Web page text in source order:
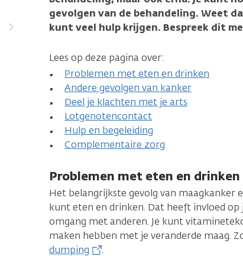
gevolgen van de behandeling. Weet
kunt veel hulp krijgen. Bespreek dit
Lees op deze pagina over:
Problemen met eten en drinken
Andere gevolgen van kanker
Deel je klachten met je arts
Lotgenotencontact
Hulp en begeleiding
Complementaire zorg
Problemen met eten en drinken
Het belangrijkste gevolg van maagkanker
kunt eten en drinken. Dat heeft invloed op
omgang met anderen. Je kunt
maken hebben met je veranderde maag.
dumping
.